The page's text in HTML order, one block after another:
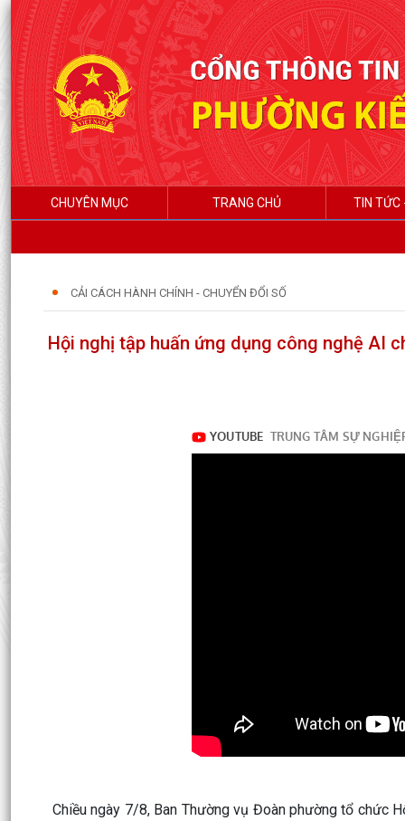
CHUYÊN MỤC TRANG CHỦ TIN TỨC
CẢI CÁCH HÀNH CHÍNH - CHUYỂN ĐỔI SỐ
Hội nghị tập huấn ứng dụng công nghệ AI
Chiều ngày 7/8, Ban Thường vụ Đoàn phường tổ chức